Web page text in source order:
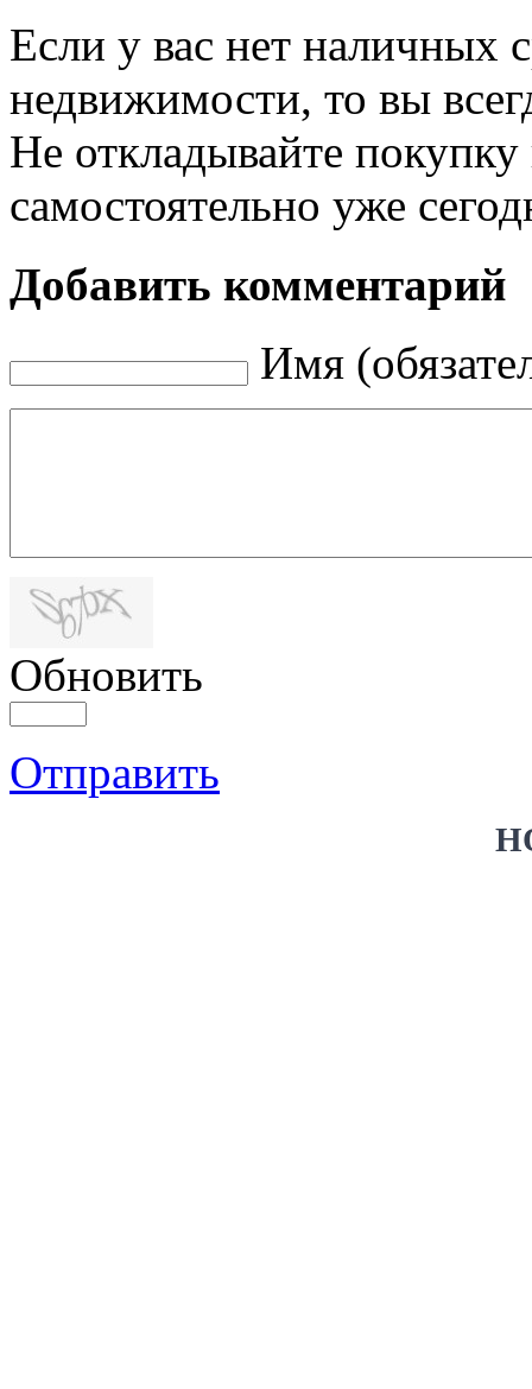
Если у вас нет наличных
недвижимости, то вы
Не откладывайте
самостоятельно уже
Добавить комментарий
Имя
Обновить
Отправить